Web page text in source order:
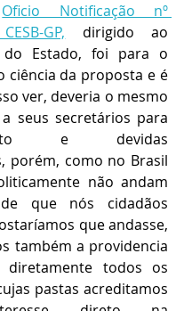
Oficio Notificação nº
GP, dirigido ao
do Estado, foi para o
ciência da proposta e é
ver, deveria o mesmo
seus secretários para
e devidas
porém, como no Brasil
não andam
que nós cidadãos
que andasse,
também a providencia
diretamente todos os
pastas acreditamos